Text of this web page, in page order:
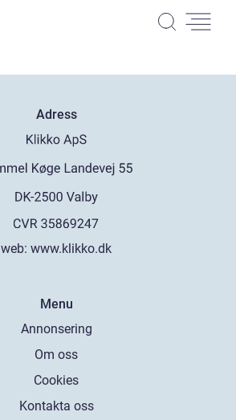
Adress
web: www.klikko.dk
Menu
Annonsering
Om oss
Cookies
Kontakta oss